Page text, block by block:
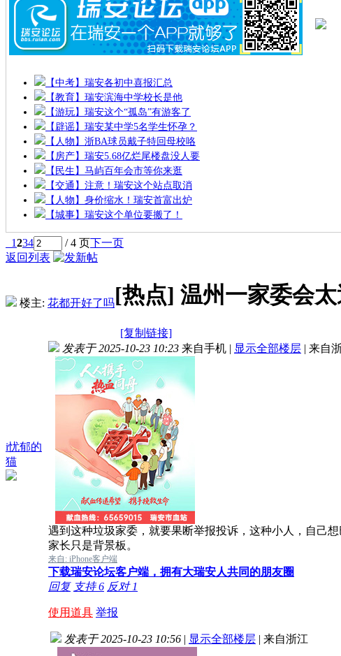
【中考】瑞安各初中喜报汇总
【教育】瑞安滨海中学校长是他
【游玩】瑞安这个“孤岛”有游客了
【辟谣】瑞安某中学5名学生怀孕？
【人物】浙BA球员戴子特回母校咯
【房产】瑞安5.68亿烂尾楼盘没人要
【民生】马屿百年会市等你来逛
【交通】注意！瑞安这个站点取消
【人物】身价缩水！瑞安首富出炉
【城事】瑞安这个单位要搬了！
1234 / 4 页下一页
返回列表
楼主: 花都开好了吗[热点] 温州一家委会
[复制链接]
i忧郁的
猫
发表于 2025-10-23 10:23 来自手机 | 显示全部楼层 | 来自
遇到这种垃圾家委，就要果断举报投诉，这种小人，自己
家长只是背景板。
来自: iPhone客户端
下载瑞安论坛客户端，拥有大瑞安人共同的朋友圈
回复 支持6 反对 1
使用道具 举报
发表于 2025-10-23 10:56 | 显示全部楼层 | 来自浙江